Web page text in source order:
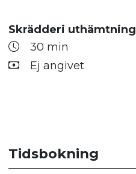
Skrädderi uthämtning
30 min
Ej angivet
Tidsbokning